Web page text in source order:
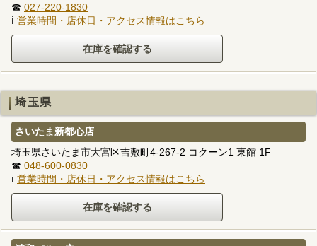
☎ 027-220-1830
ℹ 営業時間・店休日・アクセス情報はこちら
埼玉県
さいたま新都心店
埼玉県さいたま市大宮区吉敷町4-267-2 コクーン1 東館 1F
☎ 048-600-0830
ℹ 営業時間・店休日・アクセス情報はこちら